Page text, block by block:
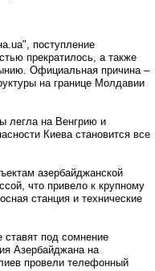
поступление
прекратилось, а также
Официальная причина –
на границе Молдавии
легла на Венгрию и
Киева становится все
азербайджанской
что привело к крупному
станция и технические
ставят под сомнение
Азербайджана на
провели телефонный